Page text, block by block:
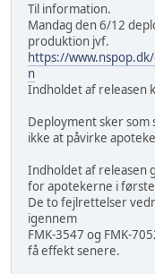
Til information.
Mandag den 6/12
produktion jvf.
https://
n
Indholdet af releasen
Deployment sker
ikke at påvirke
Indholdet af releasen
for apotekerne i
De to fejlrettelser
igennem
FMK-3547 og FMK-
få effekt senere.